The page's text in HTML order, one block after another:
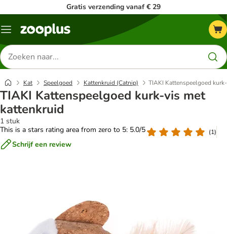
Gratis verzending vanaf € 29
Menu
Zoeken
naar
producten
Kat Speelgoed Kattenkruid (Catnip) TIAKI Kattenspeelgoed
TIAKI Kattenspeelgoed kurk-vis met
kattenkruid
1 stuk
This is a stars rating area from zero to 5: 5.0/5
(1)
Schrijf een review